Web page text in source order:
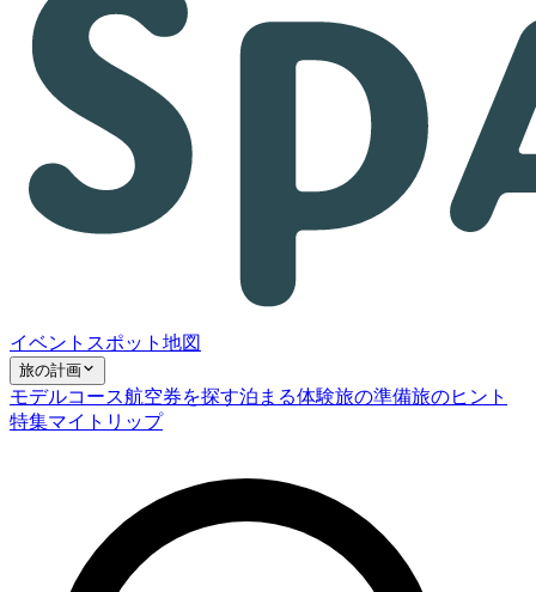
イベント スポット 地図
旅の計画
モデルコース航空券を探す泊まる体験旅の準備旅のヒント
特集マイトリップ